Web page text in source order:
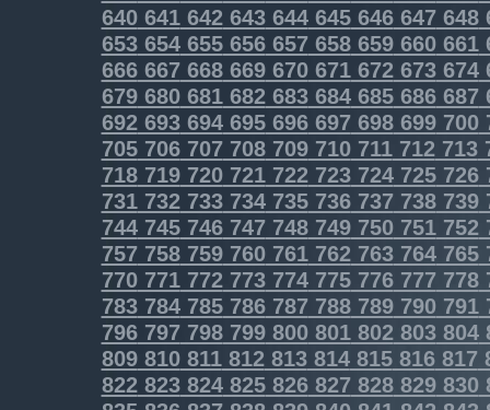
640641642643644645646647648
653654655656657658659660661
666667668669670671672673674
679680681682683684685686687
692693694695696697698699700
705706707708709710711712713
718719720721722723724725726
731732733734735736737 738739
744745746747748749750751752
757758759760761762763764765
770771772773774775776777 778
783784785786787788789790791
796797798799800801802803804
809810811812813814815816817
822823824825826827 828829830